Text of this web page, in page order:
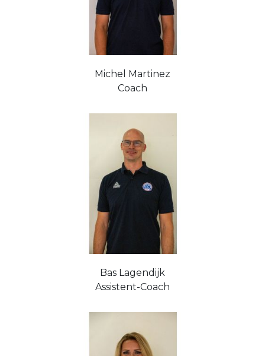
Michel Martinez
Coach
Bas Lagendijk
Assistent-Coach